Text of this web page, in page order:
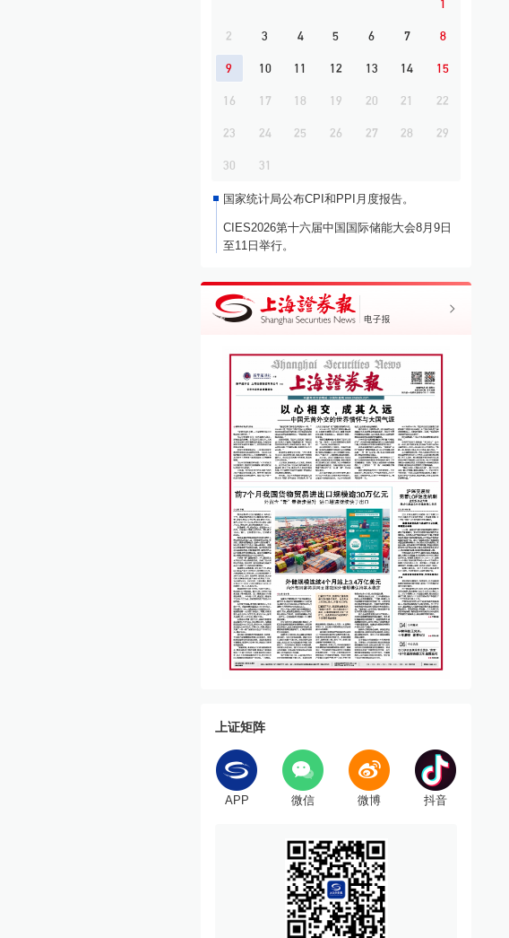
1
2 3 4 5 6 7 8
9 10 11 12 13 14 15
16 17 18 19 20 21 22
23 24 25 26 27 28 29
30 31
国家统计局公布CPI和PPI月度报告。
CIES2026第十六届中国国际储能大会8月9日
至11日举行。
上证矩阵
APP 微信 微博 抖音